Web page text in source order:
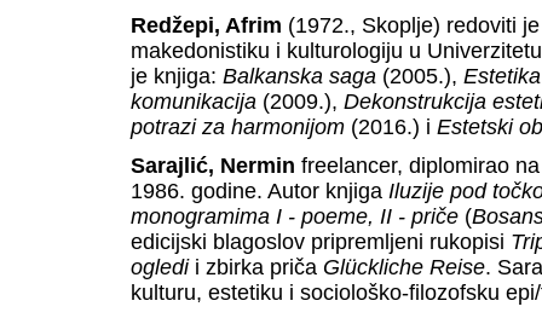
Redžepi, Afrim (1972., Skoplje) redoviti
makedonistiku i kulturologiju u
je knjiga: Balkanska saga (2005.),
komunikacija (2009.), Dekonstrukcija
potrazi za harmonijom (2016.) i Estetski
Sarajlić, Nermin freelancer, diplomirao
1986. godine. Autor knjiga Iluzije pod
monogramima I - poeme, II - priče (
edicijski blagoslov pripremljeni rukopisi
ogledi i zbirka priča Glückliche Reise.
kulturu, estetiku i sociološko-filozofsku